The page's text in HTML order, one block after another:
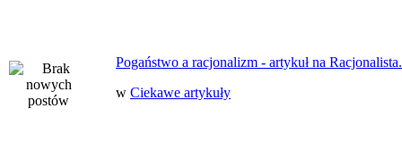
Pogaństwo a racjonalizm - artykuł na
w Ciekawe artykuły